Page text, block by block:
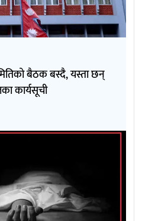
बैठक बस्दै, यस्ता छन्
कार्यसूची